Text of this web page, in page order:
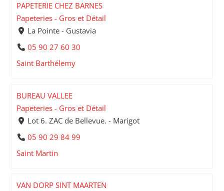
PAPETERIE CHEZ BARNES
Papeteries - Gros et Détail
La Pointe - Gustavia
05 90 27 60 30
Saint Barthélemy
BUREAU VALLEE
Papeteries - Gros et Détail
Lot 6. ZAC de Bellevue. - Marigot
05 90 29 84 99
Saint Martin
VAN DORP SINT MAARTEN